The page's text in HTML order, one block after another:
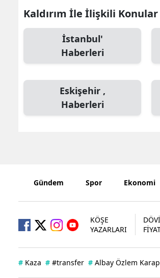
Kaldırım İle İlişkili Konular
İstanbul'
Haberleri
Eskişehir ,
Haberleri
Gündem Spor Ekonomi
KÖŞE
YAZARLARI
# Kaza # #transfer # Albay Özlem